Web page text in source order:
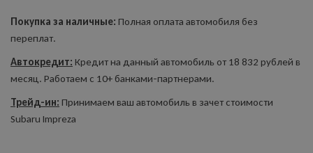
Покупка за наличные: Полная оплата автомобиля без
переплат.
Автокредит: Кредит на данный автомобиль от 18 832 рублей в
месяц. Работаем с 10+ банками-партнерами.
Трейд-ин: Принимаем ваш автомобиль в зачет стоимости
Subaru Impreza